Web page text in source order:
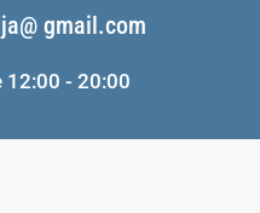
gmail.com
12:00 - 20:00